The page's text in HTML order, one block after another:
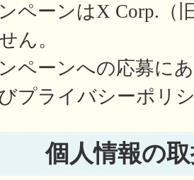
ペーンはX Corp.（
ん。
ペーンへの応募に
プライバシーポリ
個人情報の